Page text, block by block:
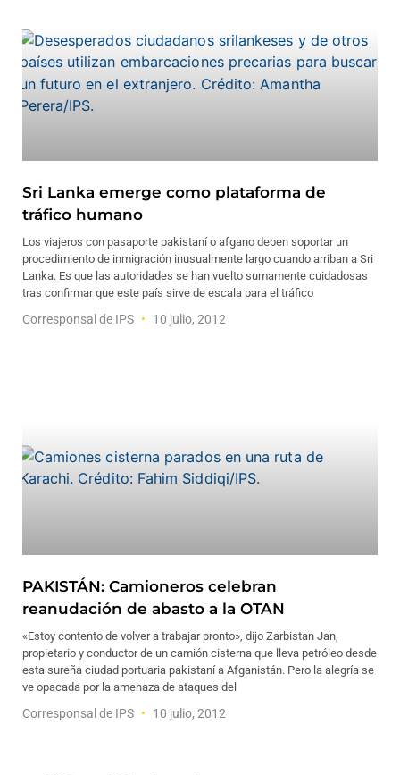
Sri Lanka emerge como plataforma de
tráfico humano
Los viajeros con pasaporte pakistaní o afgano deben soportar un
procedimiento de inmigración inusualmente largo cuando arriban a Sri
Lanka. Es que las autoridades se han vuelto sumamente cuidadosas
tras confirmar que este país sirve de escala para el tráfico
Corresponsal de IPS 10 julio, 2012
PAKISTÁN: Camioneros celebran
reanudación de abasto a la OTAN
«Estoy contento de volver a trabajar pronto», dijo Zarbistan Jan,
propietario y conductor de un camión cisterna que lleva petróleo desde
esta sureña ciudad portuaria pakistaní a Afganistán. Pero la alegría se
ve opacada por la amenaza de ataques del
Corresponsal de IPS 10 julio, 2012